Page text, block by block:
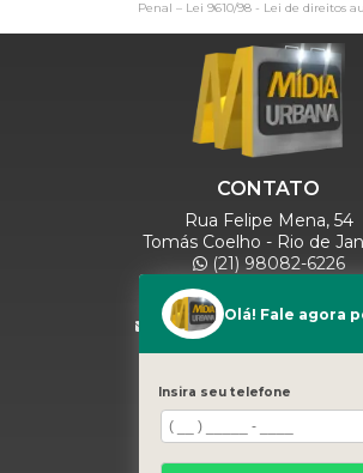
Penal – Lei 9610/98 - Lei de direitos
CONTATO
Rua Felipe Mena, 54
Tomás Coelho - Rio de
(21) 98082-6226
(21) 97280-9600
(11) 93071-5918
Olá! Fale agora
Insira seu telefone